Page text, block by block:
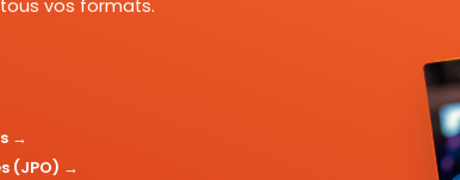
vos formats.
(JPO)